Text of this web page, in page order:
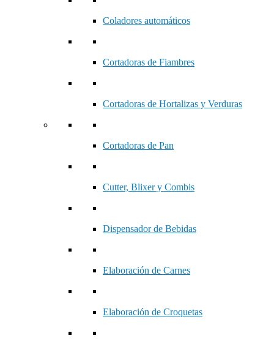
Coladores automáticos
Cortadoras de Fiambres
Cortadoras de Hortalizas y Verduras
Cortadoras de Pan
Cutter, Blixer y Combis
Dispensador de Bebidas
Elaboración de Carnes
Elaboración de Croquetas